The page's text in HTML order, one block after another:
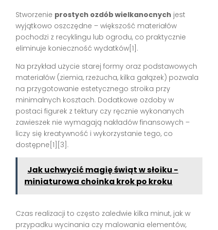
Stworzenie prostych ozdób wielkanocnych jest
wyjątkowo oszczędne – większość materiałów
pochodzi z recyklingu lub ogrodu, co praktycznie
eliminuje konieczność wydatków[1].
Na przykład użycie starej formy oraz podstawowych
materiałów (ziemia, rzeżucha, kilka gałązek) pozwala
na przygotowanie estetycznego stroika przy
minimalnych kosztach. Dodatkowe ozdoby w
postaci figurek z tektury czy ręcznie wykonanych
zawieszek nie wymagają nakładów finansowych –
liczy się kreatywność i wykorzystanie tego, co
dostępne[1][3].
Jak uchwycić magię świąt w słoiku -
miniaturowa choinka krok po kroku
Czas realizacji to często zaledwie kilka minut, jak w
przypadku wycinania czy malowania elementów,